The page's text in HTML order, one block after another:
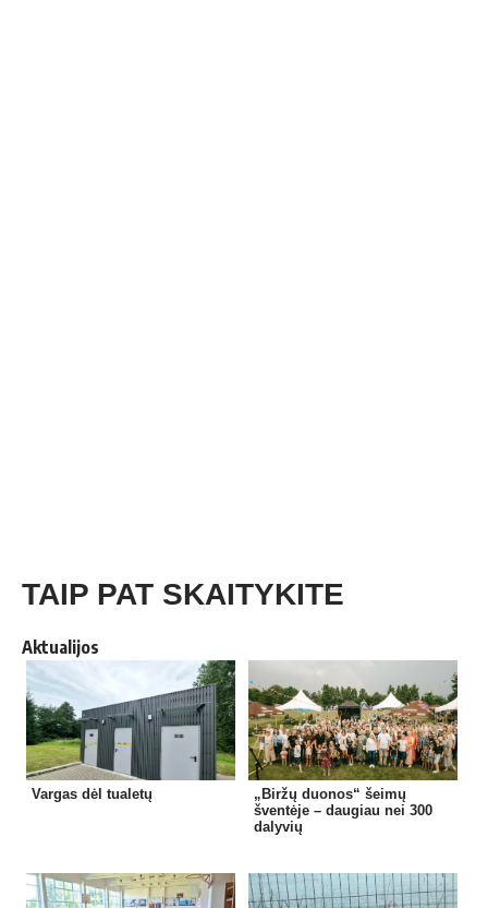
TAIP PAT SKAITYKITE
Aktualijos
Vargas dėl tualetų
„Biržų duonos“ šeimų
šventėje – daugiau nei 300
dalyvių